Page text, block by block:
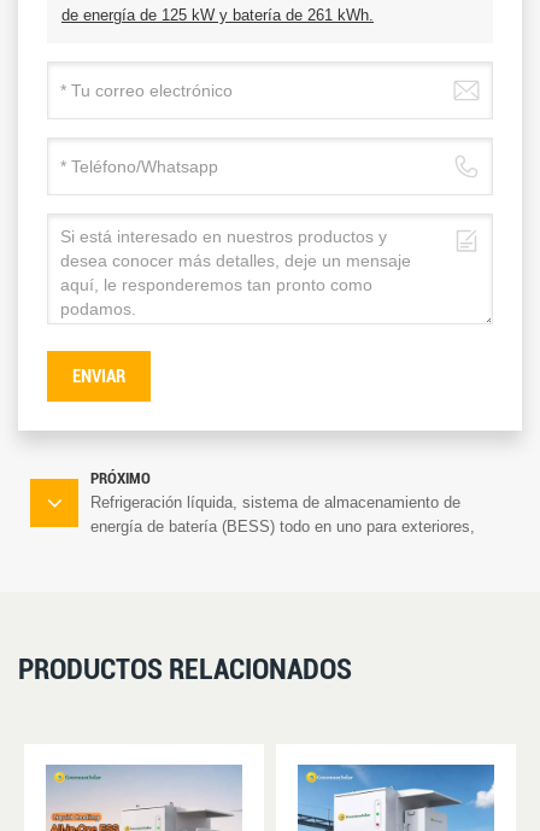
de energía de 125 kW y batería de 261 kWh.
ENVIAR
PRÓXIMO
Refrigeración líquida, sistema de almacenamiento de
energía de batería (BESS) todo en uno para exteriores,
PRODUCTOS RELACIONADOS